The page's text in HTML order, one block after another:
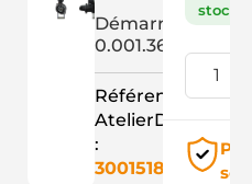
Démarreur
0.001.366.005+
Référence
AtelierD
:
3001518
stock )